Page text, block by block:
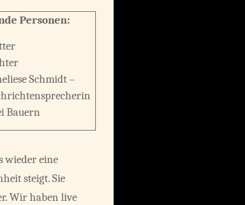
Personen:
Schmidt –
Bauern
wieder eine
steigt. Sie
Wir haben live